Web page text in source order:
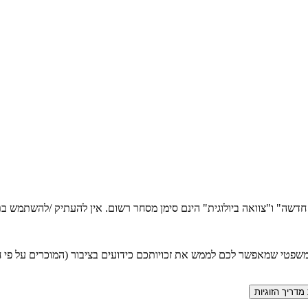
חדשה" ו"צוואה ביולוגית" הינם סימן מסחר רשום. אין להעתיק /
שמאפשר לכם לממש את זכויותכם כידועים בציבור (המוכרים על פי